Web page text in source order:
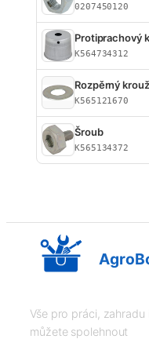
0207450120
Protiprachový
K564734312
Rozpěrný
K565121670
Šroub
K565134372
Vše pro práci,
můžete spolehnout